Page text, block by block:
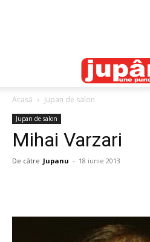
Acasă Jupan de salon
Jupan de salon
Mihai Varzari
De către Jupanu - 18 iunie 2013